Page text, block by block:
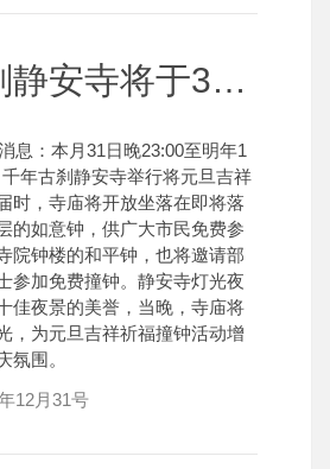
千年古刹静安寺将于31日晚举行新年撞钟仪式
息：本月31日晚23:00至明年1
年古刹静安寺举行将元旦吉祥
时，寺庙将开放坐落在即将落
的如意钟，供广大市民免费参
院钟楼的和平钟，也将邀请部
参加免费撞钟。静安寺灯光夜
佳夜景的美誉，当晚，寺庙将
，为元旦吉祥祈福撞钟活动增
氛围。
12月31号